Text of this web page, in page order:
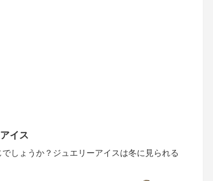
イス
しょうか？ジュエリーアイスは冬に見られる